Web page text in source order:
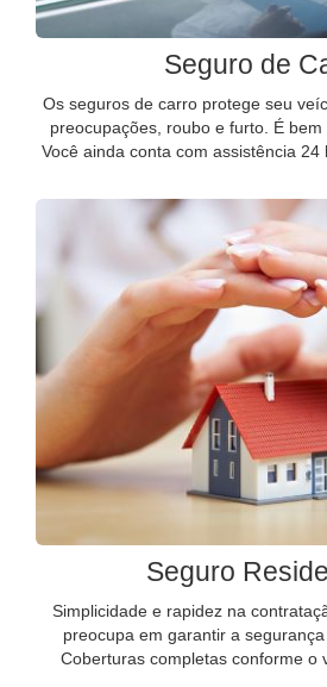
Seguro de
Os seguros de carro protege seu
preocupações, roubo e furto. É bem
Você ainda conta com assistência 24
Seguro
Simplicidade e rapidez na
preocupa em garantir a
Coberturas completas conforme o